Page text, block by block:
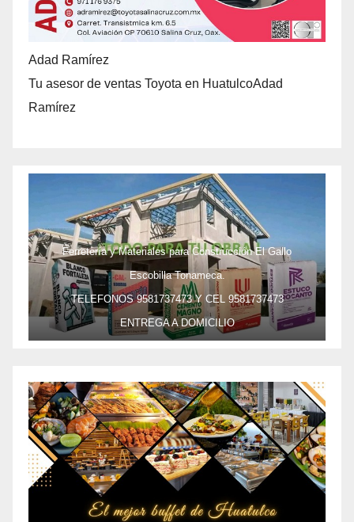
Adad Ramírez
Tu asesor de ventas Toyota en HuatulcoAdad
Ramírez
Ferretería y Materiales para Construcción El Gallo
Escobilla Tonameca.
TELEFONOS 9581737473 Y CEL 9581737473
ENTREGA A DOMICILIO